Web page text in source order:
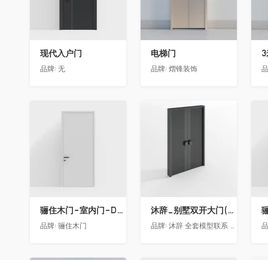
现代入户门
品牌: 无
电梯门
品牌: 熠锋装饰
骊住木门-室内门-DAA静音门-YY漆白色-方形把手
品牌: 骊住木门
沐辞_别墅双开大门(中型)(漏光加厚度)
品牌: 沐辞 全套模型联系 Vx:Muci0003